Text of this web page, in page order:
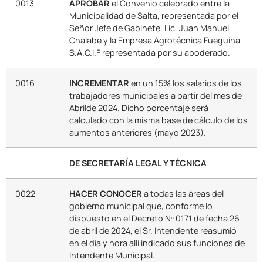
0013 APROBAR el Convenio celebrado entre la
Municipalidad de Salta, representada por el
Señor Jefe de Gabinete, Lic. Juan Manuel
Chalabe y la Empresa Agrotécnica Fueguina
S.A.C.I.F representada por su apoderado.-
0016 INCREMENTAR en un 15% los salarios de los
trabajadores municipales a partir del mes de
Abrilde 2024. Dicho porcentaje será
calculado con la misma base de cálculo de los
aumentos anteriores (mayo 2023).-
DE SECRETARÍA LEGAL Y TÉCNICA
0022 HACER CONOCER a todas las áreas del
gobierno municipal que, conforme lo
dispuesto en el Decreto Nº 0171 de fecha 26
de abril de 2024, el Sr. Intendente reasumió
en el día y hora allí indicado sus funciones de
Intendente Municipal.-